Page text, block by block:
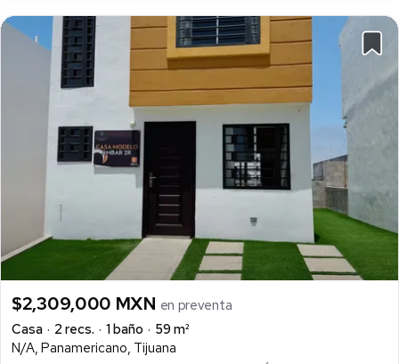
$2,309,000 MXN en preventa
Casa
2 recs. 1 baño
59 m²
N/A, Panamericano, Tijuana